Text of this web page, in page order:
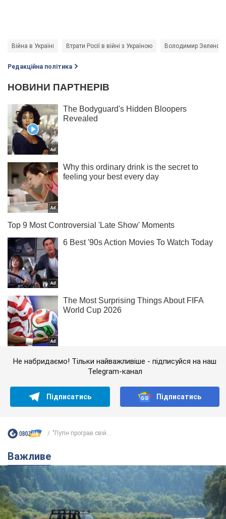
Війна в Україні Втрати Росії в війні з Україною Володимир
Редакційна політика
Не набридаємо! Тільки найважливіше - підписуйся на наш
Telegram-канал
Підписатись Підписатись
"Путін програв свій...
Важливе